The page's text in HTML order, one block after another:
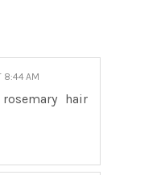
8:44 AM
hair